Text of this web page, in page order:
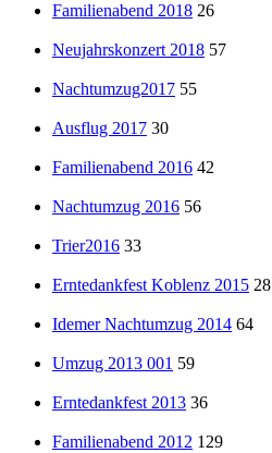
Familienabend 2018 26
Neujahrskonzert 2018 57
Nachtumzug2017 55
Ausflug 2017 30
Familienabend 2016 42
Nachtumzug 2016 56
Trier2016 33
Erntedankfest Koblenz 2015 28
Idemer Nachtumzug 2014 64
Umzug 2013 001 59
Erntedankfest 2013 36
Familienabend 2012 129